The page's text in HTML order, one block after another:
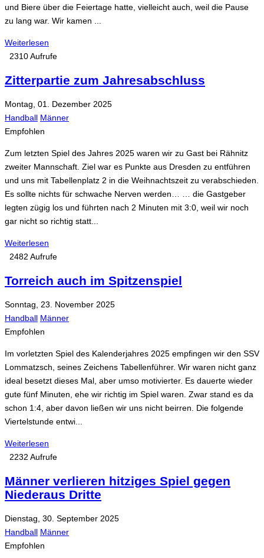
und Biere über die Feiertage hatte, vielleicht auch, weil die Pause
zu lang war. Wir kamen ...
Weiterlesen
2310 Aufrufe
Zitterpartie zum Jahresabschluss
Montag, 01. Dezember 2025
Handball Männer
Empfohlen
Zum letzten Spiel des Jahres 2025 waren wir zu Gast bei Rähnitz
zweiter Mannschaft. Ziel war es Punkte aus Dresden zu entführen
und uns mit Tabellenplatz 2 in die Weihnachtszeit zu verabschieden.
Es sollte nichts für schwache Nerven werden… … die Gastgeber
legten zügig los und führten nach 2 Minuten mit 3:0, weil wir noch
gar nicht so richtig statt...
Weiterlesen
2482 Aufrufe
Torreich auch im Spitzenspiel
Sonntag, 23. November 2025
Handball Männer
Empfohlen
Im vorletzten Spiel des Kalenderjahres 2025 empfingen wir den SSV
Lommatzsch, seines Zeichens Tabellenführer. Wir waren nicht ganz
ideal besetzt dieses Mal, aber umso motivierter. Es dauerte wieder
gute fünf Minuten, ehe wir richtig im Spiel waren. Zwar stand es da
schon 1:4, aber davon ließen wir uns nicht beirren. Die folgende
Viertelstunde entwi...
Weiterlesen
2232 Aufrufe
Männer verlieren hitziges Spiel gegen
Niederaus Dritte
Dienstag, 30. September 2025
Handball Männer
Empfohlen